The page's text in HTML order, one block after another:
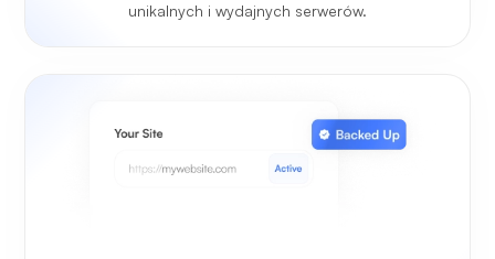
unikalnych i wydajnych serwerów.